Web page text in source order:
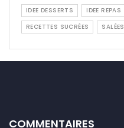
IDEE DESSERTS IDEE REPAS
RECETTES SUCRÉES
SALÉES
COMMENTAIRES